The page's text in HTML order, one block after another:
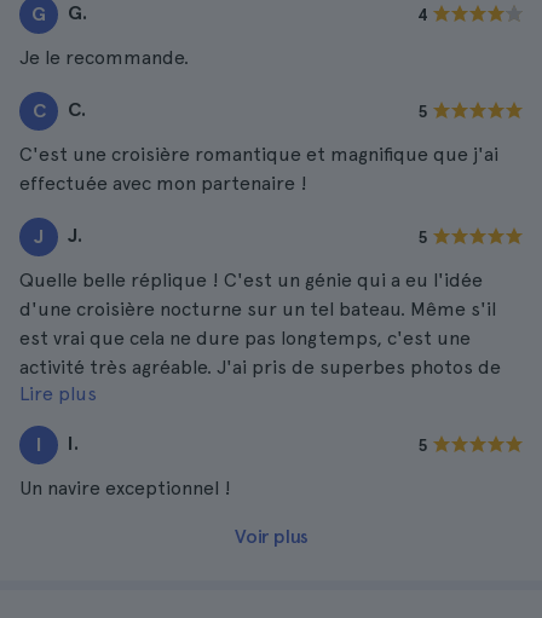
G G. 4
Je le recommande.
C C. 5
C'est une croisière romantique et magnifique que j'ai
effectuée avec mon partenaire !
J J. 5
Quelle belle réplique ! C'est un génie qui a eu l'idée
d'une croisière nocturne sur un tel bateau. Même s'il
est vrai que cela ne dure pas longtemps, c'est une
activité très agréable. J'ai pris de superbes photos de
Dubrovnik depuis l'eau. Belle ville !
Lire plus
I I. 5
Un navire exceptionnel !
Voir plus